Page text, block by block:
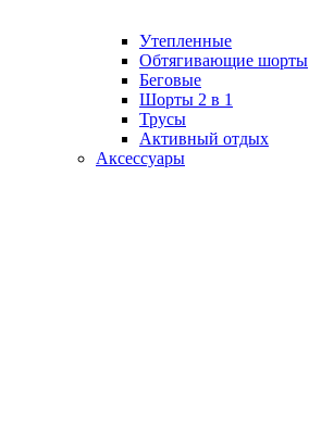
Утепленные
Обтягивающие шорты
Беговые
Шорты 2 в 1
Трусы
Активный отдых
Аксессуары